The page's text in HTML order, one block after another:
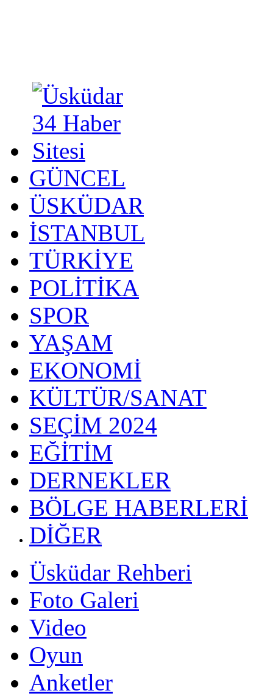
GÜNCEL
ÜSKÜDAR
İSTANBUL
TÜRKİYE
POLİTİKA
SPOR
YAŞAM
EKONOMİ
KÜLTÜR/SANAT
SEÇİM 2024
EĞİTİM
DERNEKLER
BÖLGE HABERLERİ
DİĞER
Üsküdar Rehberi
Foto Galeri
Video
Oyun
Anketler